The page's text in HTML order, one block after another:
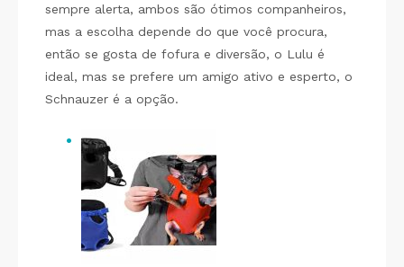
sempre alerta, ambos são ótimos companheiros,
mas a escolha depende do que você procura,
então se gosta de fofura e diversão, o Lulu é
ideal, mas se prefere um amigo ativo e esperto, o
Schnauzer é a opção.